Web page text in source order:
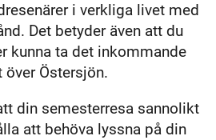
i verkliga livet med
Det betyder även att du
kunna ta det inkommande
Östersjön.
din semesterresa sannolikt
att behöva lyssna på din